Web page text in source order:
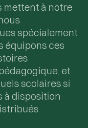
mettent à notre
spécialement
équipons ces
et
scolaires si
à disposition